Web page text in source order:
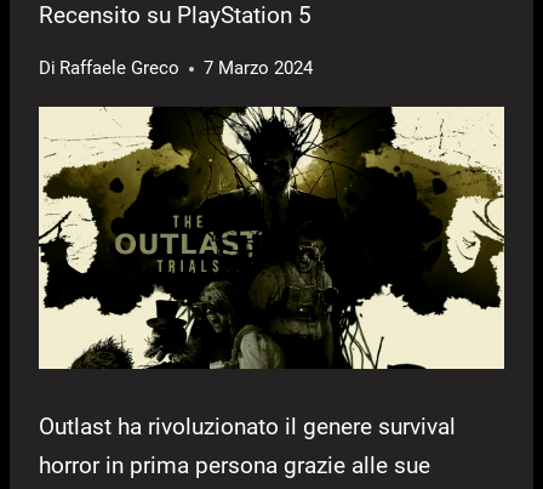
Recensito su PlayStation 5
Di Raffaele Greco 7 Marzo 2024
Outlast ha rivoluzionato il genere survival
horror in prima persona grazie alle sue